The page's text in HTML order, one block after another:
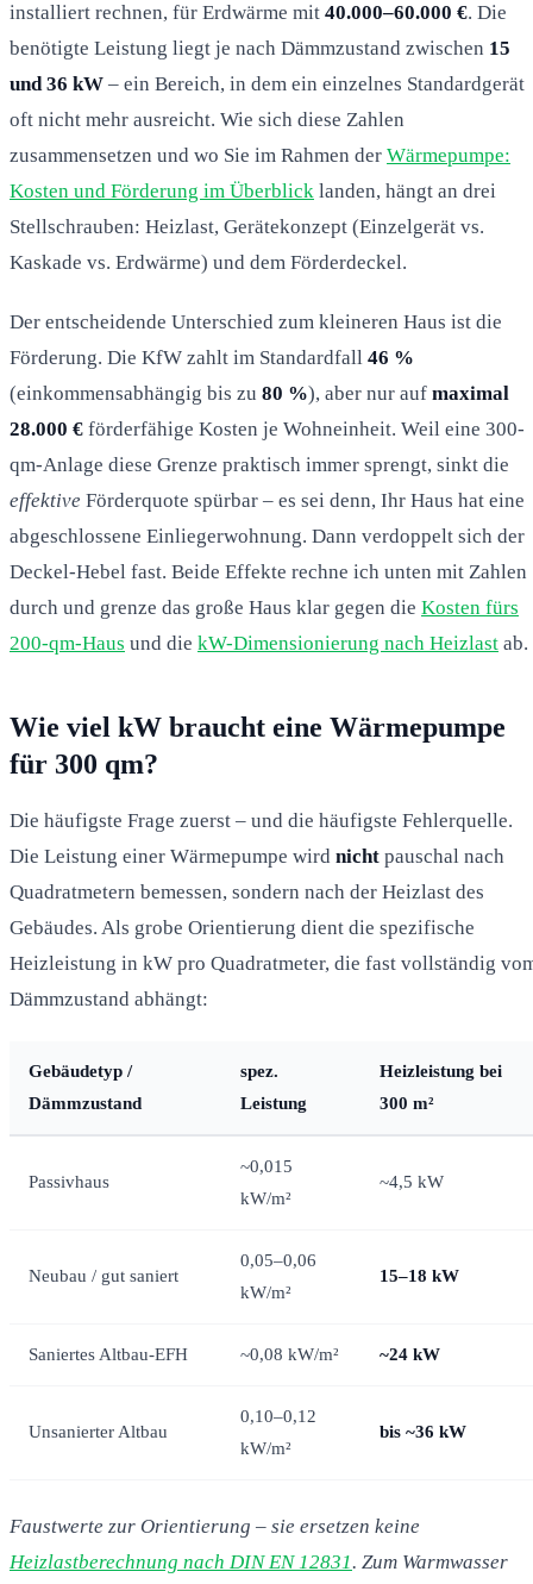
installiert rechnen, für Erdwärme mit 40.000–60.000 €. Die
benötigte Leistung liegt je nach Dämmzustand zwischen 15
und 36 kW – ein Bereich, in dem ein einzelnes Standardgerät
oft nicht mehr ausreicht. Wie sich diese Zahlen
zusammensetzen und wo Sie im Rahmen der Wärmepumpe:
Kosten und Förderung im Überblick landen, hängt an drei
Stellschrauben: Heizlast, Gerätekonzept (Einzelgerät vs.
Kaskade vs. Erdwärme) und dem Förderdeckel.
Der entscheidende Unterschied zum kleineren Haus ist die
Förderung. Die KfW zahlt im Standardfall 46 %
(einkommensabhängig bis zu 80 %), aber nur auf maximal
28.000 € förderfähige Kosten je Wohneinheit. Weil eine 300-
qm-Anlage diese Grenze praktisch immer sprengt, sinkt die
effektive Förderquote spürbar – es sei denn, Ihr Haus hat eine
abgeschlossene Einliegerwohnung. Dann verdoppelt sich der
Deckel-Hebel fast. Beide Effekte rechne ich unten mit Zahlen
durch und grenze das große Haus klar gegen die Kosten fürs
200-qm-Haus und die kW-Dimensionierung nach Heizlast ab.
Wie viel kW braucht eine Wärmepumpe
für 300 qm?
Die häufigste Frage zuerst – und die häufigste Fehlerquelle.
Die Leistung einer Wärmepumpe wird nicht pauschal nach
Quadratmetern bemessen, sondern nach der Heizlast des
Gebäudes. Als grobe Orientierung dient die spezifische
Heizleistung in kW pro Quadratmeter, die fast vollständig
Dämmzustand abhängt:
Gebäudetyp /
Dämmzustand
spez.
Leistung
Heizleistung bei
300 m²
Passivhaus
~0,015
kW/m²
~4,5 kW
Neubau / gut saniert
0,05–0,06
kW/m²
15–18 kW
Saniertes Altbau-EFH ~0,08 kW/m² ~24 kW
Unsanierter Altbau
0,10–0,12
kW/m²
bis ~36 kW
Faustwerte zur Orientierung – sie ersetzen keine
Heizlastberechnung nach DIN EN 12831. Zum Warmwasser